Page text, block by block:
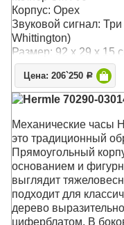
Корпус: Орех
Звуковой сигнал:
Whittington)
Размер: 92 x 29 x 15
Цена: 206`250 Р
Hermle 70290-
Механические часы
это традиционный
Прямоугольный
основанием и
выглядит
подходит для
дерево
циферблатом. В